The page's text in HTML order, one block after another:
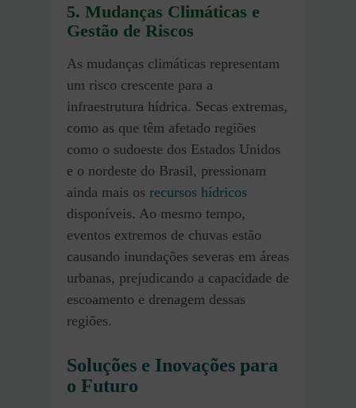
5. Mudanças Climáticas e
Gestão de Riscos
As mudanças climáticas representam
um risco crescente para a
infraestrutura hídrica. Secas extremas,
como as que têm afetado regiões
como o sudoeste dos Estados Unidos
e o nordeste do Brasil, pressionam
ainda mais os recursos hídricos
disponíveis. Ao mesmo tempo,
eventos extremos de chuvas estão
causando inundações severas em áreas
urbanas, prejudicando a capacidade de
escoamento e drenagem dessas
regiões.
Soluções e Inovações para
o Futuro